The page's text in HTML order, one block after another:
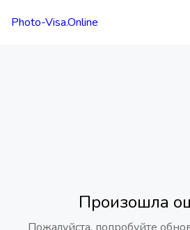
Photo-Visa.Online
Произошла